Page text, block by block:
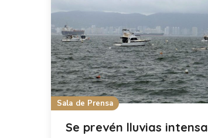
Sala de Prensa
Se prevén lluvias